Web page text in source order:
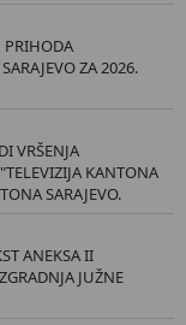
PRIHODA
ZA 2026.
VRŠENJA
KANTONA
SARAJEVO.
ANEKSA II
JUŽNE